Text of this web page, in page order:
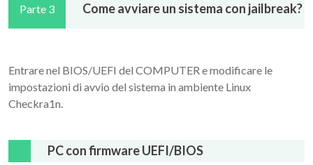
Parte 3 Come avviare un sistema con jailbreak?
Entrare nel BIOS/UEFI del COMPUTER e modificare le
impostazioni di avvio del sistema in ambiente Linux
Checkra1n.
PC con firmware UEFI/BIOS